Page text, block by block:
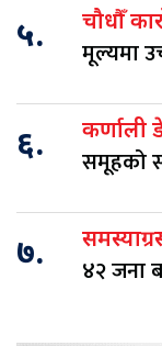
५. चौधौँ
मूल्यमा
६. कर्णाली
समूहको
७.
४२ जना